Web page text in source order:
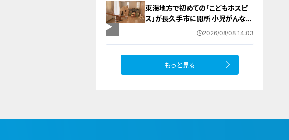
東海地方で初めての「こどもホスピ
ス」が長久手市に開所 小児がんなど
重い病気の子どもと家族を支える施
2026/08/08 14:03
もっと見る